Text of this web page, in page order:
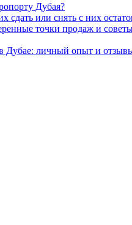
Дубая?
или снять с них
точки продаж и
Дубае: личный опыт и